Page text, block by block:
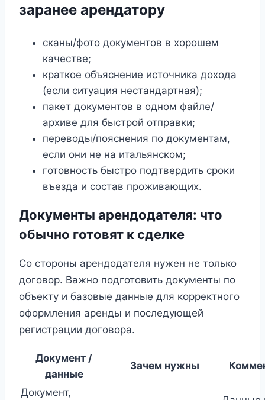
заранее арендатору
сканы/фото документов в хорошем
качестве;
краткое объяснение источника дохода
(если ситуация нестандартная);
пакет документов в одном файле/
архиве для быстрой отправки;
переводы/пояснения по документам,
если они не на итальянском;
готовность быстро подтвердить сроки
въезда и состав проживающих.
Документы арендодателя: что
обычно готовят к сделке
Со стороны арендодателя нужен не только
договор. Важно подготовить документы по
объекту и базовые данные для корректного
оформления аренды и последующей
регистрации договора.
Документ /
данные
Зачем нужны
Документ,